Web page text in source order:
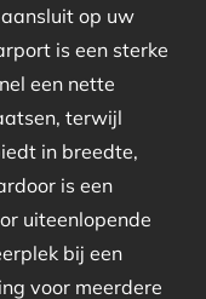
op uw
is een sterke
een nette
terwijl
in breedte,
is een
uiteenlopende
bij een
voor meerdere